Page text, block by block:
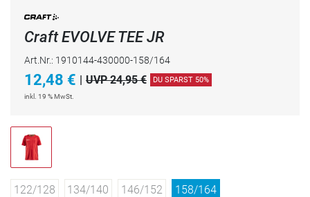
Craft EVOLVE TEE JR
Art.Nr.: 1910144-430000-158/164
12,48 € | UVP 24,95 € DU SPARST 50%
inkl. 19 % MwSt.
122/128 134/140 146/152 158/164